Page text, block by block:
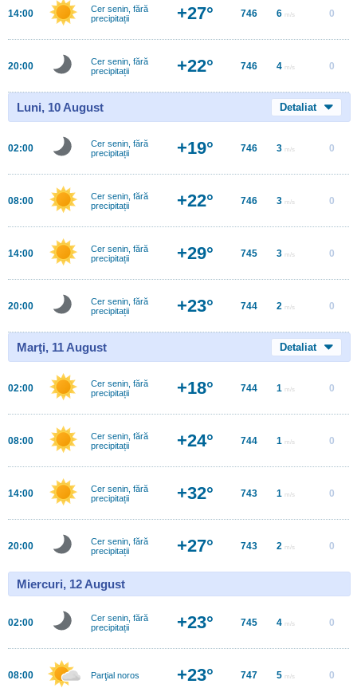
14:00
Cer senin, fără
precipitații
+27° 746 6 m/s 0
20:00
Cer senin, fără
precipitații
+22° 746 4 m/s 0
Luni, 10 August Detaliat
02:00
Cer senin, fără
precipitații
+19° 746 3 m/s 0
08:00
Cer senin, fără
precipitații
+22° 746 3 m/s 0
14:00
Cer senin, fără
precipitații
+29° 745 3 m/s 0
20:00
Cer senin, fără
precipitații
+23° 744 2 m/s 0
Marţi, 11 August Detaliat
02:00
Cer senin, fără
precipitații
+18° 744 1 m/s 0
08:00
Cer senin, fără
precipitații
+24° 744 1 m/s 0
14:00
Cer senin, fără
precipitații
+32° 743 1 m/s 0
20:00
Cer senin, fără
precipitații
+27° 743 2 m/s 0
Miercuri, 12 August
02:00
Cer senin, fără
precipitații
+23° 745 4 m/s 0
08:00 Parţial noros +23° 747 5 m/s 0